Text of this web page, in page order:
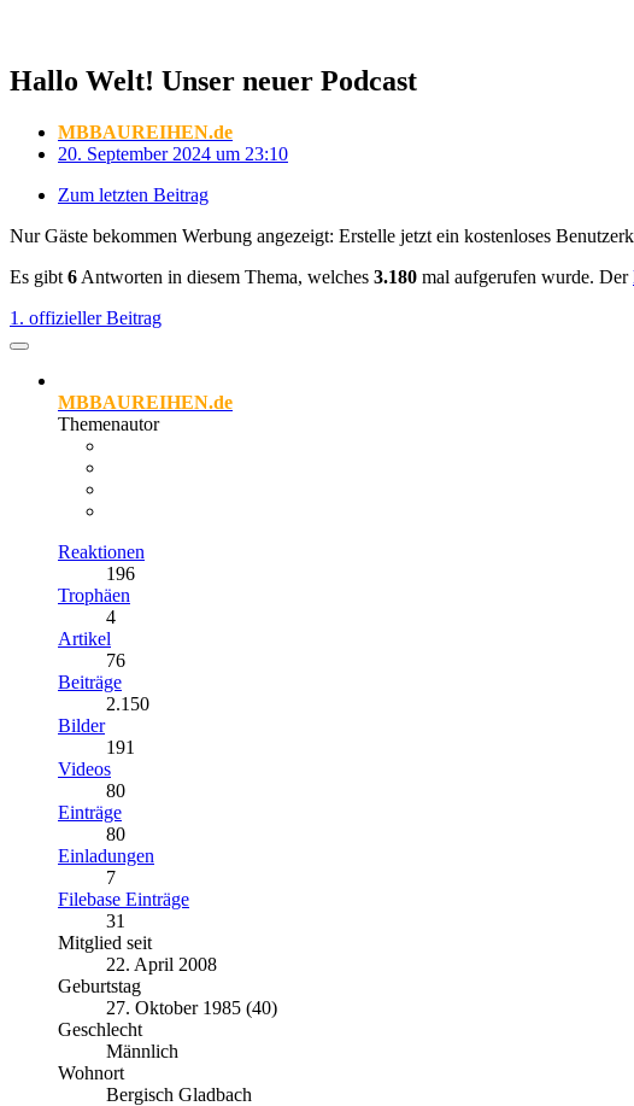
Hallo Welt! Unser neuer Podcast
MBBAUREIHEN.de
20. September 2024 um 23:10
Zum letzten Beitrag
Nur Gäste bekommen Werbung angezeigt: Erstelle jetzt ein kostenloses
Es gibt 6 Antworten in diesem Thema, welches 3.180 mal aufgerufen wurde. Der
1. offizieller Beitrag
MBBAUREIHEN.de
Themenautor
Reaktionen
196
Trophäen
4
Artikel
76
Beiträge
2.150
Bilder
191
Videos
80
Einträge
80
Einladungen
7
Filebase Einträge
31
Mitglied seit
22. April 2008
Geburtstag
27. Oktober 1985 (40)
Geschlecht
Männlich
Wohnort
Bergisch Gladbach